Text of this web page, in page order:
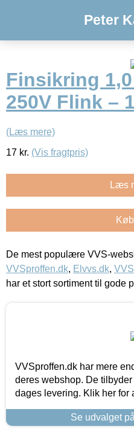
Peter
Finsikring
250V Flink –
(Læs mere)
17 kr. (Vis fragtpris)
Læs
De mest populære VVS-
VVSproffen.dk, Elvvs.dk,
har et stort sortiment til gode
VVSproffen.dk har mere
deres webshop. De
dages levering. Klik her for
Se udvalget